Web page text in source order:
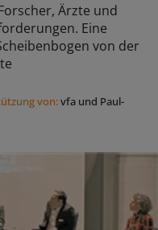
Ärzte und
Eine
von der
von:vfa und Paul-